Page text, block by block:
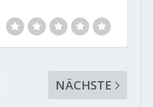
NÄCHSTE